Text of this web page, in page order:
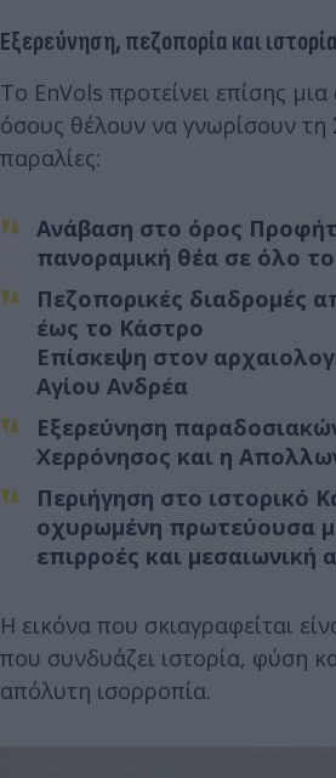
Εξερεύνηση, πεζοπορία και ιστορία
Το EnVols προτείνει επίσης
όσους θέλουν να γνωρίσουν τη
παραλίες:
Ανάβαση στο όρος
πανοραμική θέα σε όλο το
Πεζοπορικές διαδρομές
έως το Κάστρο
Επίσκεψη στον
Αγίου Ανδρέα
Εξερεύνηση
Χερρόνησος και η
Περιήγηση στο ιστορικό
οχυρωμένη πρωτεύουσα
επιρροές και μεσαιωνική
Η εικόνα που σκιαγραφείται
που συνδυάζει ιστορία, φύση
απόλυτη ισορροπία.